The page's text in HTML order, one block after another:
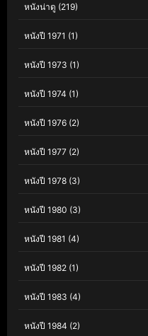
หนังน่าดู (219)
หนังปี 1971 (1)
หนังปี 1973 (1)
หนังปี 1974 (1)
หนังปี 1976 (2)
หนังปี 1977 (2)
หนังปี 1978 (3)
หนังปี 1980 (3)
หนังปี 1981 (4)
หนังปี 1982 (1)
หนังปี 1983 (4)
หนังปี 1984 (2)